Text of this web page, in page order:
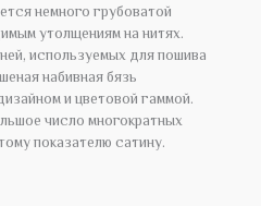
немного грубоватой
утолщениям на нитях.
используемых для пошива
набивная бязь
и цветовой гаммой.
число многократных
показателю сатину.